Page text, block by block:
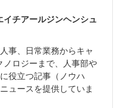
チアールジンヘンシュ
事、日常業務からキャ
ノロジーまで、人事部や
役立つ記事（ノウハ
ュースを提供していま